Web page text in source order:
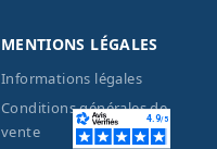
MENTIONS LÉGALES
Informations légales
Conditions générales de
vente